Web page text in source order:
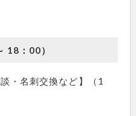
18：00）
・名刺交換など】（1